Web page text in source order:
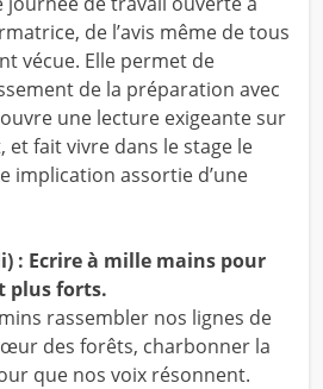
de l’avis même de tous
vécue. Elle permet de
de la préparation avec
une lecture exigeante sur
et fait vivre dans le stage le
implication assortie d’une
: Ecrire à mille mains pour
plus forts.
rassembler nos lignes de
des forêts, charbonner la
que nos voix résonnent.